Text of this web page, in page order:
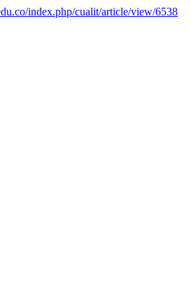
index.php/cualit/article/view/6538